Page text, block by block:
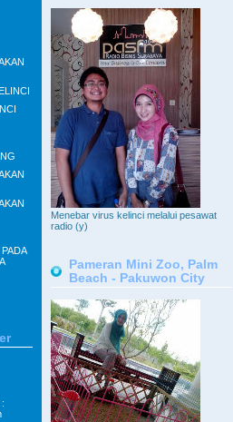
Menebar virus kelinci melalui pesawat
radio (y)
Pameran Mini Zoo, Palm
Beach - Pakuwon City